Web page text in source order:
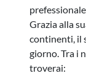
Grazia alla
continenti, il
giorno. Tra i
troverai: